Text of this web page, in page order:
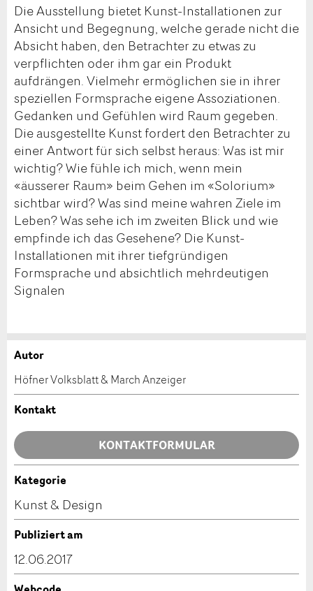
Die Ausstellung bietet Kunst-Installationen zur
Ansicht und Begegnung, welche gerade nicht die
Absicht haben, den Betrachter zu etwas zu
verpflichten oder ihm gar ein Produkt
aufdrängen. Vielmehr ermöglichen sie in ihrer
speziellen Formsprache eigene Assoziationen.
Gedanken und Gefühlen wird Raum gegeben.
Die ausgestellte Kunst fordert den Betrachter zu
einer Antwort für sich selbst heraus: Was ist mir
wichtig? Wie fühle ich mich, wenn mein
«äusserer Raum» beim Gehen im «Solorium»
sichtbar wird? Was sind meine wahren Ziele im
Leben? Was sehe ich im zweiten Blick und wie
empfinde ich das Gesehene? Die Kunst-
Installationen mit ihrer tiefgründigen
Formsprache und absichtlich mehrdeutigen
Signalen
Anzeige beanstanden
Ihr Feedback wird sehr geschätzt!
Allgemeines Feedback
Anzeige nicht mehr gültig
Anzeige unvollständig
Anzeige weiterempfehlen
Empfehlen Sie diese Anzeige an Freunde weiter.
Autor
Höfner Volksblatt & March Anzeiger
Kontakt
KONTAKTFORMULAR
Kontakt
Verfassen Sie eine Nachricht für die Kontaktpersonen
Kategorie
Kunst & Design
Publiziert am
12.06.2017